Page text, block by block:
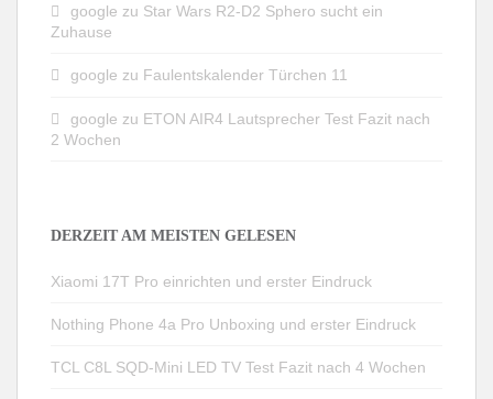
google zu Star Wars R2-D2 Sphero sucht ein
Zuhause
google zu Faulentskalender Türchen 11
google zu ETON AIR4 Lautsprecher Test Fazit nach
2 Wochen
DERZEIT AM MEISTEN GELESEN
Xiaomi 17T Pro einrichten und erster Eindruck
Nothing Phone 4a Pro Unboxing und erster Eindruck
TCL C8L SQD-Mini LED TV Test Fazit nach 4 Wochen